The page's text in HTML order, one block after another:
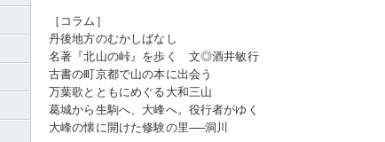
［コラム］
丹後地方のむかしばなし
名著『北山の峠』を歩く 文◎酒井敏行
古書の町京都で山の本に出会う
万葉歌とともにめぐる大和三山
葛城から生駒へ、大峰へ。役行者がゆく
大峰の懐に開けた修験の里──洞川